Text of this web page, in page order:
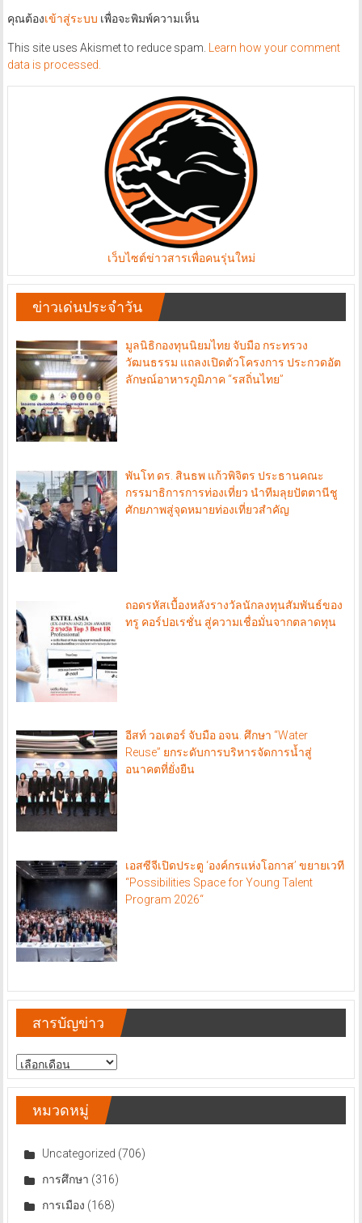
คุณต้องเข้าสู่ระบบ เพื่อจะพิมพ์ความเห็น
This site uses Akismet to reduce spam.
Learn how your comment
data is processed.
เว็บไซต์ข่าวสารเพื่อคนรุ่นใหม่
ข่าวเด่นประจำวัน
มูลนิธิกองทุนนิยมไทย จับมือ กระทรวง
วัฒนธรรม แถลงเปิดตัวโครงการ ประกวดอัต
ลักษณ์อาหารภูมิภาค “รสถิ่นไทย”
พันโท ดร. สินธพ แก้วพิจิตร ประธานคณะ
กรรมาธิการการท่องเที่ยว นำทีมลุยปัตตานีชู
ศักยภาพสู่จุดหมายท่องเที่ยวสำคัญ
ถอดรหัสเบื้องหลังรางวัลนักลงทุนสัมพันธ์ของ
ทรู คอร์ปอเรชั่น สู่ความเชื่อมั่นจากตลาดทุน
อีสท์ วอเตอร์ จับมือ อจน. ศึกษา “Water
Reuse” ยกระดับการบริหารจัดการน้ำสู่
อนาคตที่ยั่งยืน
เอสซีจีเปิดประตู ‘องค์กรแห่งโอกาส’ ขยายเวที
“Possibilities Space for Young Talent
Program 2026“
สารบัญข่าว
สารบัญ
ข่าว
หมวดหมู่
Uncategorized (706)
การศึกษา (316)
การเมือง (168)